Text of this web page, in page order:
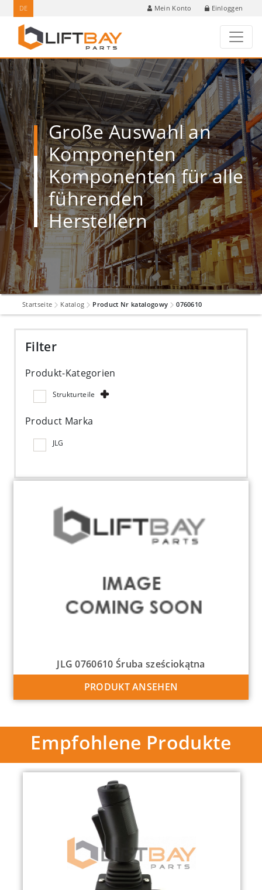
DE Mein Konto Einloggen
Große Auswahl an
Komponenten
Komponenten für alle
führenden
Herstellern
Startseite Katalog Product Nr katalogowy 0760610
Filter
Produkt-Kategorien
Strukturteile
Product Marka
JLG
JLG 0760610 Śruba sześciokątna
PRODUKT ANSEHEN
Empfohlene Produkte